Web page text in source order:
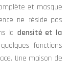
et masque
ne réside pas
la densité et la
fonctions
Une maison de